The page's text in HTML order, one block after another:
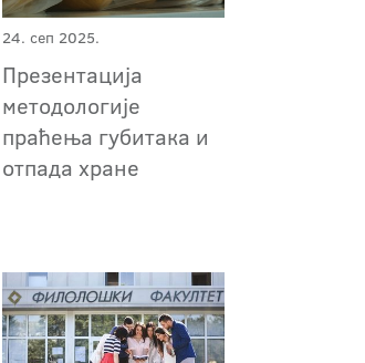
24. сеп 2025.
Презентација
методологије
праћења губитака и
отпада хране